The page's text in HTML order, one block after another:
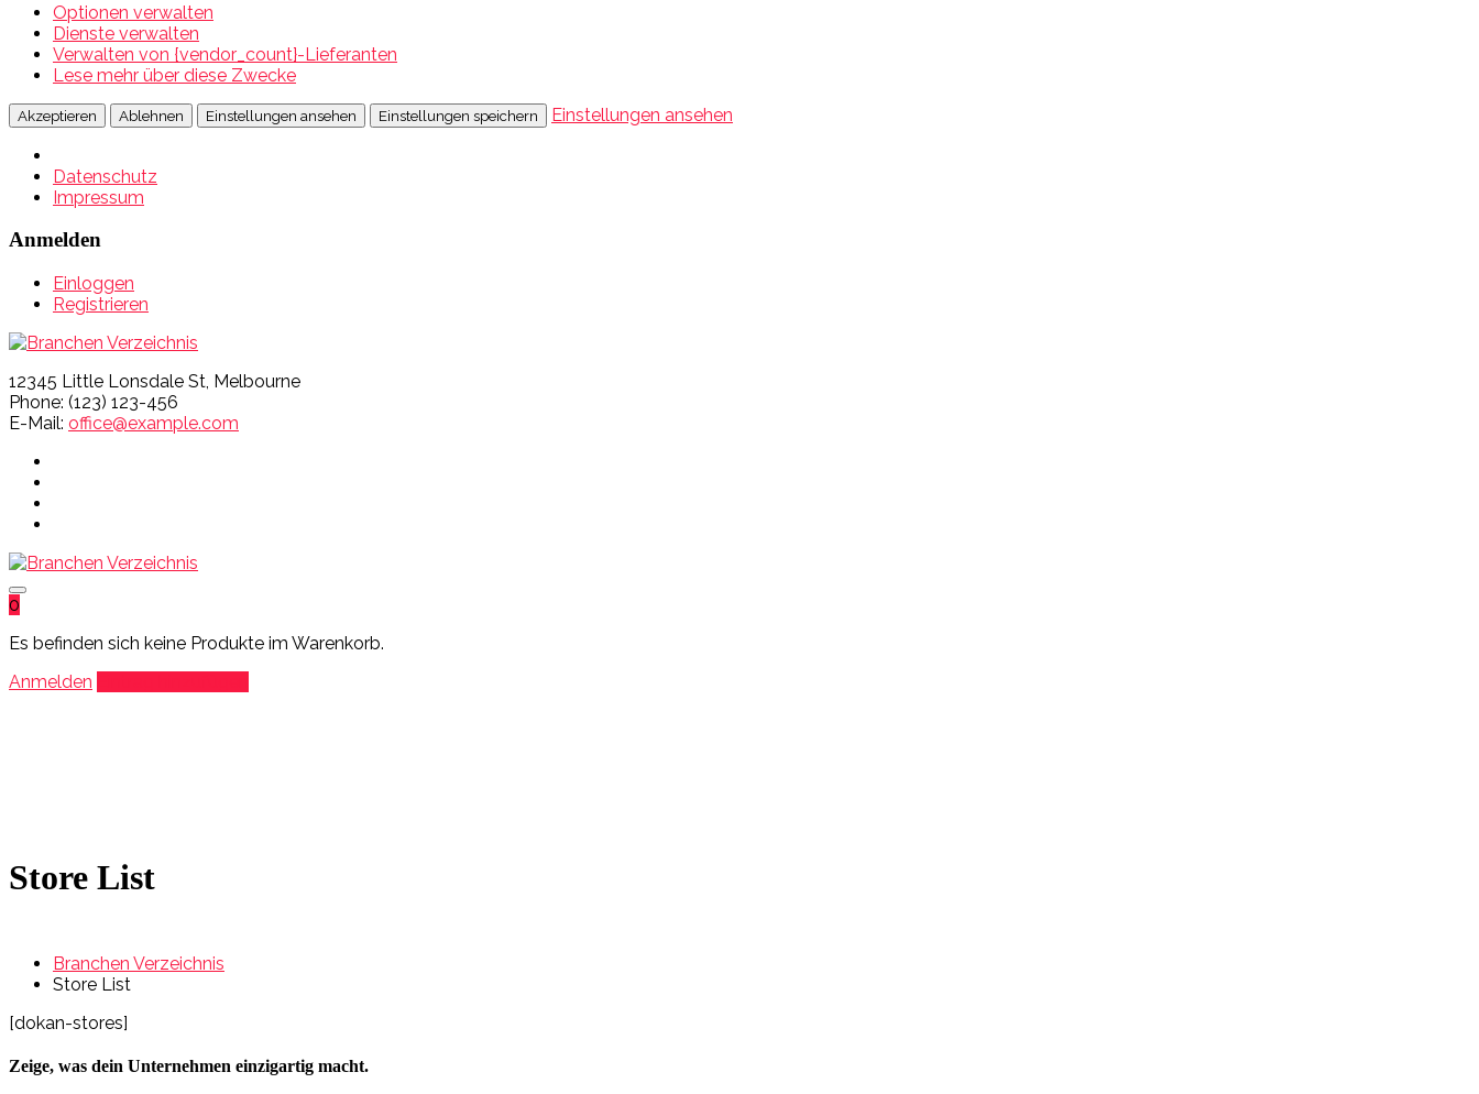
Optionen verwalten
Dienste verwalten
Verwalten von {vendor_count}-Lieferanten
Lese mehr über diese Zwecke
Akzeptieren Ablehnen Einstellungen ansehen Einstellungen speichern Einstellungen ansehen
Datenschutz
Impressum
Anmelden
Einloggen
Registrieren
12345 Little Lonsdale St, Melbourne
Phone: (123) 123-456
E-Mail: office@example.com
0
Es befinden sich keine Produkte im Warenkorb.
Anmelden
Store List
Branchen Verzeichnis
Store List
[dokan-stores]
Zeige, was dein Unternehmen einzigartig macht.